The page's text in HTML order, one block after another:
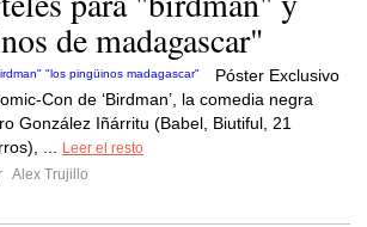
de madagascar"
Póster Exclusivo
Con de ‘Birdman’, la comedia negra
González Iñárritu (Babel, Biutiful, 21
...
Leer el resto
Alex Trujillo